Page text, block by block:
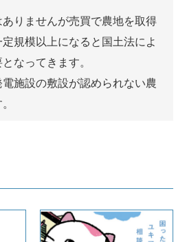
りませんが売買で農地を取得
規模以上になると国土法によ
なってきます。
電施設の敷設が認められない農